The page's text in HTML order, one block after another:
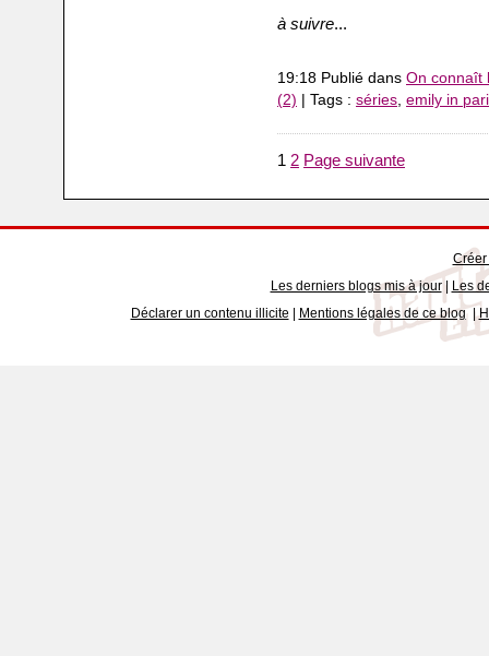
à suivre...
19:18 Publié dans On connaît
(2) | Tags : séries, emily in
1 2 Page suivante
Les derniers blogs mis à jour| Les
Déclarer un contenu illicite
Mentions légales de ce blog|